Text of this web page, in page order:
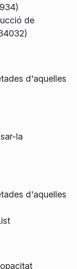
de
d'aquelles
la
d'aquelles